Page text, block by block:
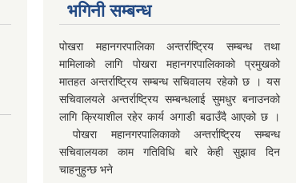
भगिनी सम्बन्ध
पोखरा महानगरपालिका अन्तर्राष्ट्रिय सम्बन्ध तथा
मामिलाको लागि पोखरा महानगरपालिकाको प्रमुखको
मातहत अन्तर्राष्ट्रिय सम्बन्ध सचिवालय रहेको छ । यस
सचिवालयले अन्तर्राष्ट्रिय सम्बन्धलाई सुमधुर बनाउनको
लागि क्रियाशील रहेर कार्य अगाडी बढाउँदै आएको छ ।
पोखरा महानगरपालिकाको अन्तर्राष्ट्रिय सम्बन्ध
सचिवालयका काम गतिविधि बारे केही सुझाव दिन
चाहनुहुन्छ भने